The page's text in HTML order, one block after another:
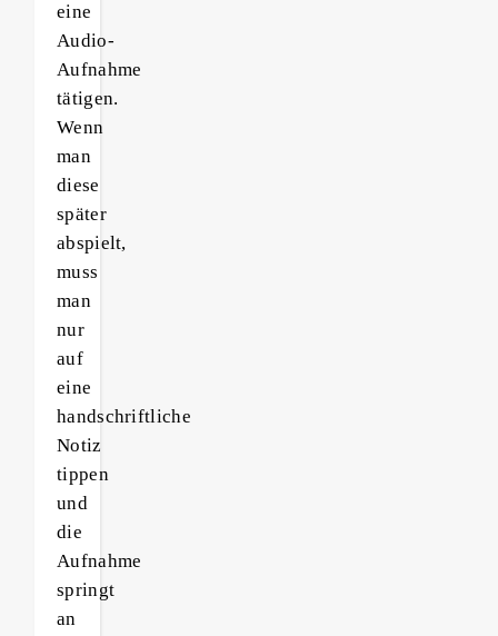
eine
Audio-
Aufnahme
tätigen.
Wenn
man
diese
später
abspielt,
muss
man
nur
auf
eine
handschriftliche
Notiz
tippen
und
die
Aufnahme
springt
an